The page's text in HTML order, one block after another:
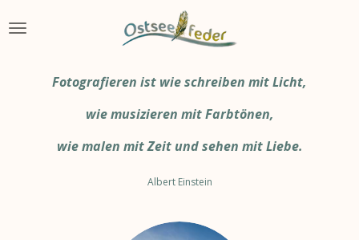
Hauptinhalt
Fotografieren ist wie schreiben mit Licht,
wie musizieren mit Farbtönen,
wie malen mit Zeit und sehen mit Liebe.
Albert Einstein